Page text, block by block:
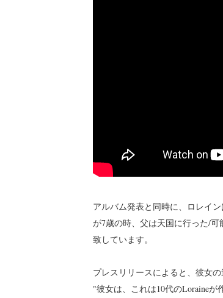
アルバム発表と同時に、ロレイ
が7歳の時、父は天国に行った/
致しています。
プレスリリースによると、彼女
"彼女は、これは10代のLoraine